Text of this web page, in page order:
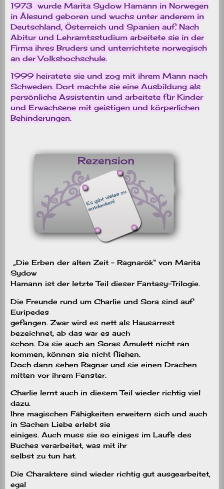
1973 wurde Marita Sydow Hamann in Norwegen
in Ålesund geboren und wuchs unter anderem in
Deutschland, Österreich und Spanien auf. Nach
Abitur und Lehramtsstudium arbeitete sie in der
Firma ihres Bruders und unterrichtete norwegisch
an der Volkshochschule.
1999 heiratete sie und zog mit ihrem Mann nach
Schweden. Dort machte sie eine Ausbildung als
persönliche Assistentin und arbeitete für Kinder
und Erwachsene mit geistigen und körperlichen
Behinderungen.
„Die Erben der alten Zeit – Ragnarök“ von Marita
Sydow
Hamann ist der letzte Teil dieser Fantasy-Trilogie.
Die Freunde rund um Charlie und Sora sind auf
Euripedes
gefangen. Zwar wird es nett als Hausarrest
bezeichnet, ab das war es auch
schon. Da sie auch an Soras Amulett nicht ran
kommen, können sie nicht fliehen.
Doch dann sehen Ragnar und sie einen Drachen
mitten vor ihrem Fenster.
Charlie lernt auch in diesem Teil wieder richtig viel
dazu.
Ihre magischen Fähigkeiten erweitern sich und auch
in Sachen Liebe erlebt sie
einiges. Auch muss sie so einiges im Laufe des
Buches verarbeitet, was mit ihr
selbst zu tun hat.
Die Charaktere sind wieder richtig gut ausgearbeitet,
egal